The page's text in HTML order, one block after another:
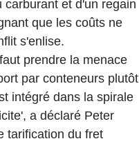
carburant et d'un regain
que les coûts ne
s'enlise.
prendre la menace
par conteneurs plutôt
intégré dans la spirale
a déclaré Peter
tarification du fret